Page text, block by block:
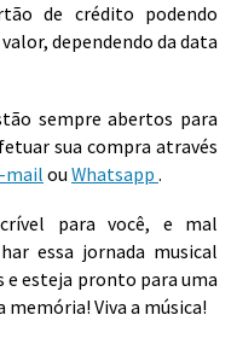
de crédito podendo
dependendo da data
sempre abertos para
sua compra através
mail ou Whatsapp .
para você, e mal
essa jornada musical
e esteja pronto para uma
memória! Viva a música!